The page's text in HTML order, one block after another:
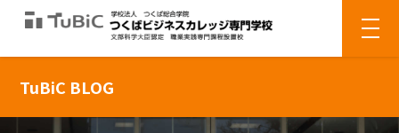
TuBiC BLOG